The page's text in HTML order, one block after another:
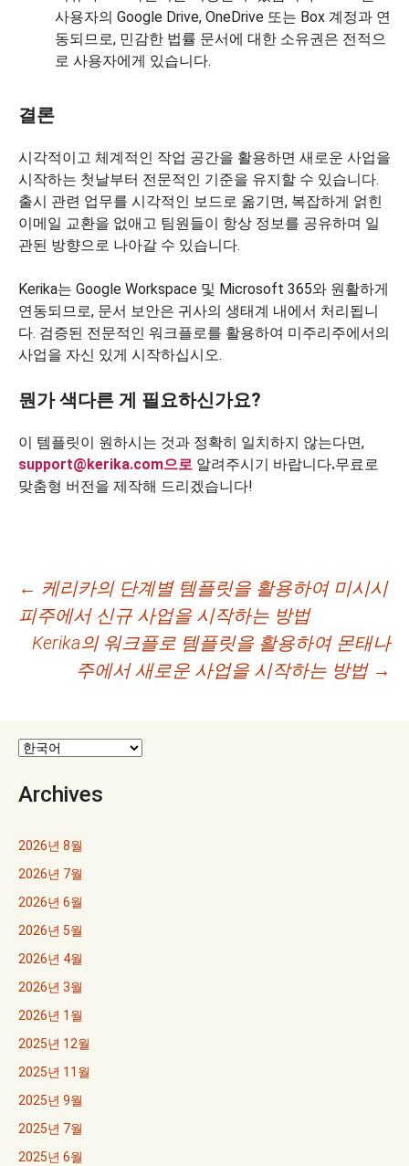
사용자의 Google Drive, OneDrive 또는 Box 계정과 연
동되므로, 민감한 법률 문서에 대한 소유권은 전적으
로 사용자에게 있습니다.
결론
시각적이고 체계적인 작업 공간을 활용하면 새로운 사업을
시작하는 첫날부터 전문적인 기준을 유지할 수 있습니다.
출시 관련 업무를 시각적인 보드로 옮기면, 복잡하게 얽힌
이메일 교환을 없애고 팀원들이 항상 정보를 공유하며 일
관된 방향으로 나아갈 수 있습니다.
Kerika는 Google Workspace 및 Microsoft 365와 원활하게
연동되므로, 문서 보안은 귀사의 생태계 내에서 처리됩니
다. 검증된 전문적인 워크플로를 활용하여 미주리주에서의
사업을 자신 있게 시작하십시오.
뭔가 색다른 게 필요하신가요?
이 템플릿이 원하시는 것과 정확히 일치하지 않는다면,
support@kerika.com으로 알려주시기 바랍니다.무료로
맞춤형 버전을 제작해 드리겠습니다!
글
네
이
션
← 케리카의 단계별 템플릿을 활용하여 미시시
피주에서 신규 사업을 시작하는 방법
Kerika의 워크플로 템플릿을 활용하여 몬태나
주에서 새로운 사업을 시작하는 방법 →
Archives
2026년 8월
2026년 7월
2026년 6월
2026년 5월
2026년 4월
2026년 3월
2026년 1월
2025년 12월
2025년 11월
2025년 9월
2025년 7월
2025년 6월